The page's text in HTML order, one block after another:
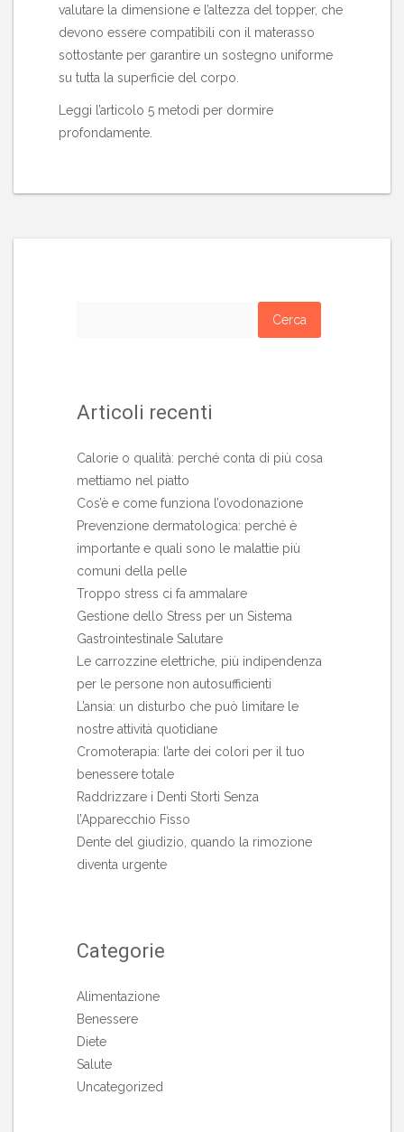
valutare la dimensione e l’altezza del topper, che
devono essere compatibili con il materasso
sottostante per garantire un sostegno uniforme
su tutta la superficie del corpo.
Leggi l’articolo 5 metodi per dormire
profondamente
Articoli recenti
Calorie o qualità: perché conta di più cosa
mettiamo nel piatto
Cos’è e come funziona l’ovodonazione
Prevenzione dermatologica: perché è
importante e quali sono le malattie più
comuni della pelle
Troppo stress ci fa ammalare
Gestione dello Stress per un Sistema
Gastrointestinale Salutare
Le carrozzine elettriche, più indipendenza
per le persone non autosufficienti
L’ansia: un disturbo che può limitare le
nostre attività quotidiane
Cromoterapia: l’arte dei colori per il tuo
benessere totale
Raddrizzare i Denti Storti Senza
l’Apparecchio Fisso
Dente del giudizio, quando la rimozione
diventa urgente
Categorie
Alimentazione
Benessere
Diete
Salute
Uncategorized